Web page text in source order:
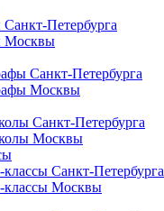
Петербурга
Москвы
Санкт-Петербурга
Москвы
Санкт-Петербурга
Москвы
Санкт-Петербурга
классы Москвы